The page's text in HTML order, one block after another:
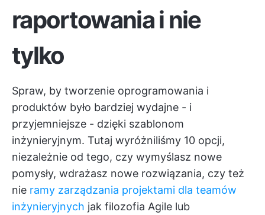
raportowania i nie
tylko
Spraw, by tworzenie oprogramowania i
produktów było bardziej wydajne - i
przyjemniejsze - dzięki szablonom
inżynieryjnym. Tutaj wyróżniliśmy 10 opcji,
niezależnie od tego, czy wymyślasz nowe
pomysły, wdrażasz nowe rozwiązania, czy też
nie ramy zarządzania projektami dla teamów
inżynieryjnych jak filozofia Agile lub